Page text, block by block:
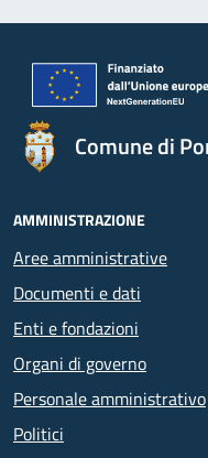
Comune di
AMMINISTRAZIONE
Aree amministrative
Documenti e dati
Enti e fondazioni
Organi di governo
Personale amministrativo
Politici